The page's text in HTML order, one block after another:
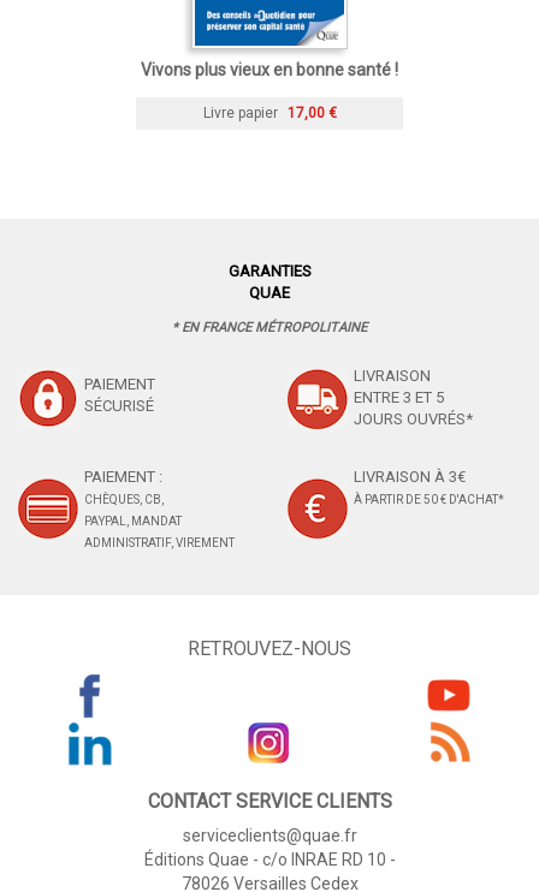
Vivons plus vieux en bonne santé !
Livre papier 17,00 €
GARANTIES
QUAE
* EN FRANCE MÉTROPOLITAINE
PAIEMENT
SÉCURISÉ
LIVRAISON
ENTRE 3 ET 5
JOURS OUVRÉS*
PAIEMENT :
CHÈQUES, CB,
PAYPAL, MANDAT
ADMINISTRATIF, VIREMENT
LIVRAISON À 3€
À PARTIR DE 50 € D'ACHAT*
RETROUVEZ-NOUS
CONTACT SERVICE CLIENTS
serviceclients@quae.fr
Éditions Quae - c/o INRAE RD 10 -
78026 Versailles Cedex